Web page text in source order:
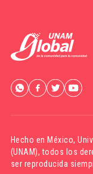
Hecho en México,
(UNAM), todos los
ser reproducida